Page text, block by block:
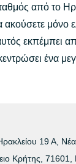
από το
μόνο
εκπέμπει
ένα
19 Α, Νέα
Κρήτης, 71601,